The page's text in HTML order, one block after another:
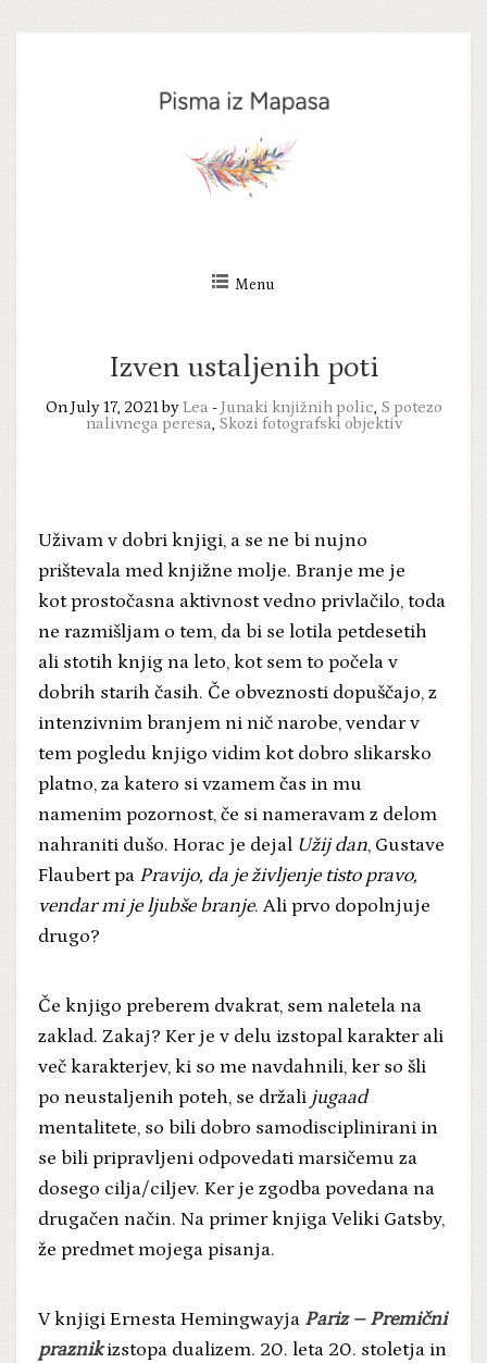
Menu
Izven ustaljenih poti
On July 17, 2021 by Lea - Junaki knjižnih polic, S potezo
nalivnega peresa, Skozi fotografski objektiv
Uživam v dobri knjigi, a se ne bi nujno
prištevala med knjižne molje. Branje me je
kot prostočasna aktivnost vedno privlačilo, toda
ne razmišljam o tem, da bi se lotila petdesetih
ali stotih knjig na leto, kot sem to počela v
dobrih starih časih. Če obveznosti dopuščajo, z
intenzivnim branjem ni nič narobe, vendar v
tem pogledu knjigo vidim kot dobro slikarsko
platno, za katero si vzamem čas in mu
namenim pozornost, če si nameravam z delom
nahraniti dušo. Horac je dejal Užij dan, Gustave
Flaubert pa Pravijo, da je življenje tisto pravo,
vendar mi je ljubše branje. Ali prvo dopolnjuje
drugo?
Če knjigo preberem dvakrat, sem naletela na
zaklad. Zakaj? Ker je v delu izstopal karakter ali
več karakterjev, ki so me navdahnili, ker so šli
po neustaljenih poteh, se držali jugaad
mentalitete, so bili dobro samodisciplinirani in
se bili pripravljeni odpovedati marsičemu za
dosego cilja/ciljev. Ker je zgodba povedana na
drugačen način. Na primer knjiga Veliki Gatsby,
že predmet mojega pisanja.
V knjigi Ernesta Hemingwayja Pariz – Premični
praznikizstopa dualizem. 20. leta 20. stoletja in